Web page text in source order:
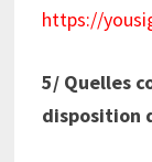
https://
5/ Quelles
disposition